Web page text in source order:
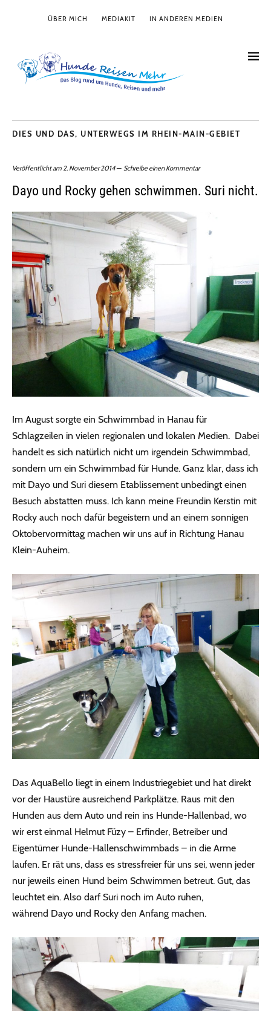
ÜBER MICH MEDIAKIT IN ANDEREN MEDIEN
DIES UND DAS, UNTERWEGS IM RHEIN-MAIN-GEBIET
Veröffentlicht am 2. November 2014 Schreibe einen Kommentar
Dayo und Rocky gehen schwimmen. Suri nicht.
Im August sorgte ein Schwimmbad in Hanau für
Schlagzeilen in vielen regionalen und lokalen Medien. Dabei
handelt es sich natürlich nicht um irgendein Schwimmbad,
sondern um ein Schwimmbad für Hunde. Ganz klar, dass ich
mit Dayo und Suri diesem Etablissement unbedingt einen
Besuch abstatten muss. Ich kann meine Freundin Kerstin mit
Rocky auch noch dafür begeistern und an einem sonnigen
Oktobervormittag machen wir uns auf in Richtung Hanau
Klein-Auheim.
Das AquaBello liegt in einem Industriegebiet und hat direkt
vor der Haustüre ausreichend Parkplätze. Raus mit den
Hunden aus dem Auto und rein ins Hunde-Hallenbad, wo
wir erst einmal Helmut Füzy – Erfinder, Betreiber und
Eigentümer Hunde-Hallenschwimmbads – in die Arme
laufen. Er rät uns, dass es stressfreier für uns sei, wenn jeder
nur jeweils einen Hund beim Schwimmen betreut. Gut, das
leuchtet ein. Also darf Suri noch im Auto ruhen,
während Dayo und Rocky den Anfang machen.